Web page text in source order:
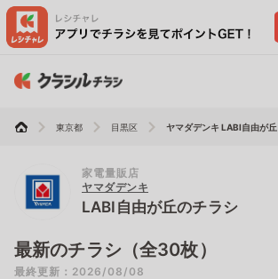
東京都 目黒区 ヤマダデンキ LABI自由が丘
家電量販店
ヤマダデンキ
LABI自由が丘のチラシ
最新のチラシ（全30枚）
最終更新：2026/08/08